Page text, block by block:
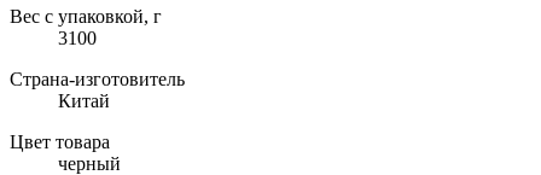
Вес с упаковкой, г
3100
Страна-изготовитель
Китай
Цвет товара
черный